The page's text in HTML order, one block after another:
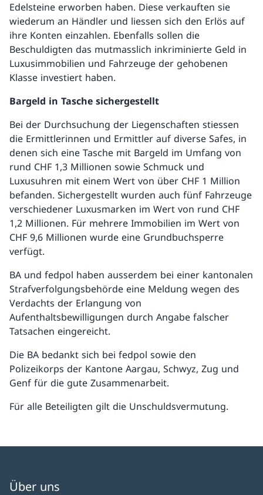
Edelsteine erworben haben. Diese verkauften sie
wiederum an Händler und liessen sich den Erlös auf
ihre Konten einzahlen. Ebenfalls sollen die
Beschuldigten das mutmasslich inkriminierte Geld in
Luxusimmobilien und Fahrzeuge der gehobenen
Klasse investiert haben.
Bargeld in Tasche sichergestellt
Bei der Durchsuchung der Liegenschaften stiessen
die Ermittlerinnen und Ermittler auf diverse Safes, in
denen sich eine Tasche mit Bargeld im Umfang von
rund CHF 1,3 Millionen sowie Schmuck und
Luxusuhren mit einem Wert von über CHF 1 Million
befanden. Sichergestellt wurden auch fünf Fahrzeuge
verschiedener Luxusmarken im Wert von rund CHF
1,2 Millionen. Für mehrere Immobilien im Wert von
CHF 9,6 Millionen wurde eine Grundbuchsperre
verfügt.
BA und fedpol haben ausserdem bei einer kantonalen
Strafverfolgungsbehörde eine Meldung wegen des
Verdachts der Erlangung von
Aufenthaltsbewilligungen durch Angabe falscher
Tatsachen eingereicht.
Die BA bedankt sich bei fedpol sowie den
Polizeikorps der Kantone Aargau, Schwyz, Zug und
Genf für die gute Zusammenarbeit.
Für alle Beteiligten gilt die Unschuldsvermutung.
Über uns